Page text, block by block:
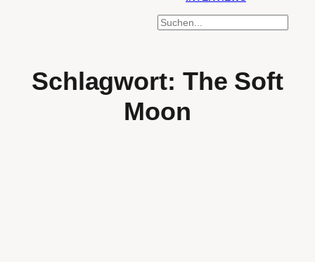
SUCHEN
Schlagwort: The Soft
Moon